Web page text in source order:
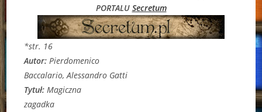
PORTALU Secretum
*str. 16
Autor: Pierdomenico
Baccalario, Alessandro Gatti
Tytuł: Magiczna
zagadka